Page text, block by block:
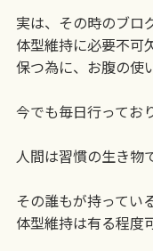
実は、その時のブロ
体型維持に必要不可
保つ為に、お腹の使
今でも毎日行ってお
人間は習慣の生き物
その誰もが持ってい
体型維持は有る程度